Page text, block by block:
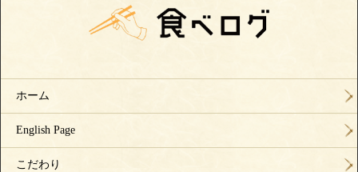
ホーム
English Page
こだわり